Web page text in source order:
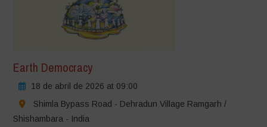
Earth Democracy
18 de abril de 2026 at 09:00
Shimla Bypass Road - Dehradun Village Ramgarh /
Shishambara - India